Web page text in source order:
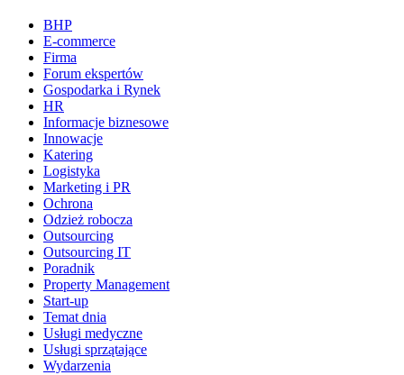
BHP
E-commerce
Firma
Forum ekspertów
Gospodarka i Rynek
HR
Informacje biznesowe
Innowacje
Katering
Logistyka
Marketing i PR
Ochrona
Odzież robocza
Outsourcing
Outsourcing IT
Poradnik
Property Management
Start-up
Temat dnia
Usługi medyczne
Usługi sprzątające
Wydarzenia